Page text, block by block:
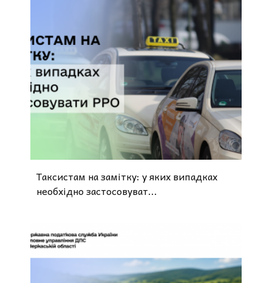
Таксистам на замітку: у яких випадках
необхідно застосовуват...